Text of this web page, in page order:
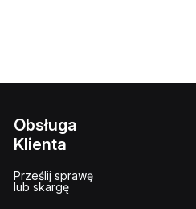
Obsługa
Klienta
Prześlij sprawę
lub skargę